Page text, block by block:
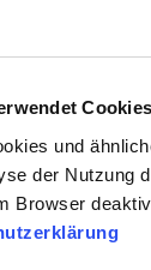
Cookies
und
der Nutzung
Browser
à domicile
employés
employés
langue